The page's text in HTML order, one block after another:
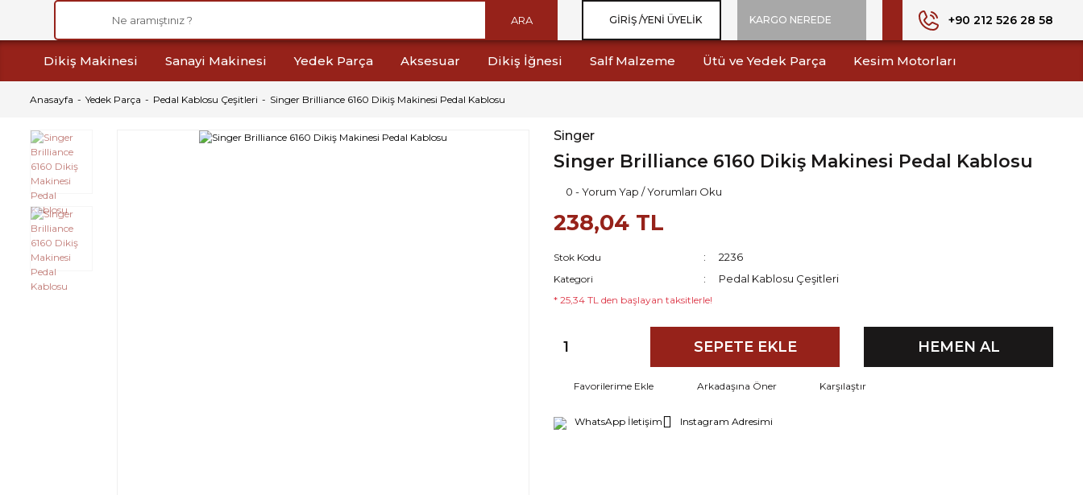
ARA GIRIŞ /YENI ÜYELIK KARGO NEREDE +90 212 526 28 58
Dikiş Makinesi Sanayi Makinesi Yedek Parça Aksesuar Dikiş İğnesi Salf Malzeme Ütü ve Yedek Parça Kesim Motorları
Anasayfa Yedek Parça Pedal Kablosu Çeşitleri Singer Brilliance 6160 Dikiş Makinesi Pedal Kablosu
Singer
Singer Brilliance 6160 Dikiş Makinesi Pedal Kablosu
0 - Yorum Yap / Yorumları Oku
238,04 TL
Stok Kodu 2236
Kategori Pedal Kablosu Çeşitleri
* 25,34 TL den başlayan taksitlerle!
SEPETE EKLE HEMEN AL
Arkadaşına Öner Karşılaştır
WhatsApp İletişim Instagram Adresimi